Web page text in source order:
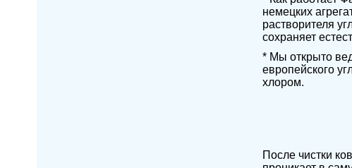
немецких
растворителя
сохраняет
* Мы открыто
европейского
хлором.
После чистки